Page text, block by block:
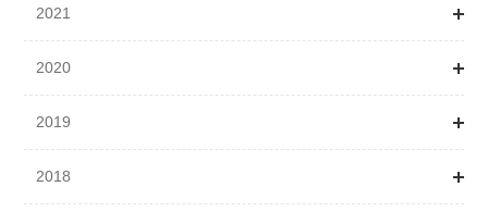
2021
1月
2月
3月
2020
1月
2月
2019
1月
2018